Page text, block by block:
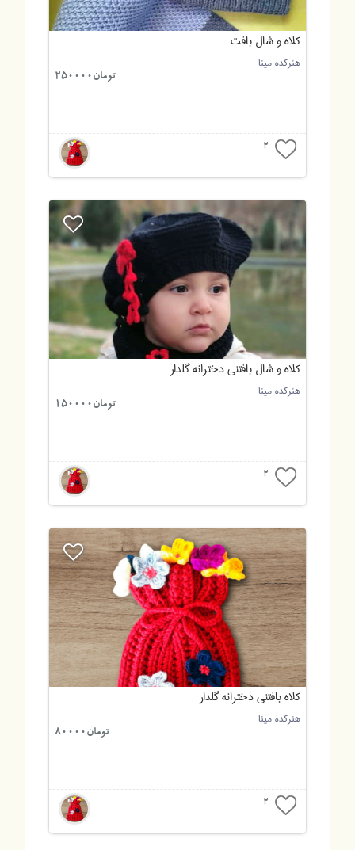
کلاه و شال بافت
هنرکده مینا
تومان250000
2
کلاه و شال بافتنی دخترانه گلدار
هنرکده مینا
تومان150000
2
کلاه بافتنی دخترانه گلدار
هنرکده مینا
تومان80000
2